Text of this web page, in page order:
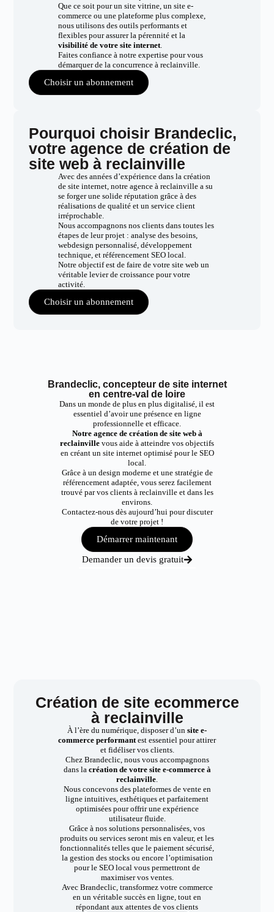
Que ce soit pour un site vitrine, un site e-
commerce ou une plateforme plus complexe,
nous utilisons des outils performants et
flexibles pour assurer la pérennité et la
visibilité de votre site internet.
Faites confiance à notre expertise pour vous
démarquer de la concurrence à reclainville.
Choisir un abonnement
Pourquoi choisir Brandeclic,
votre agence de création de
site web à reclainville
Avec des années d’expérience dans la création
de site internet, notre agence à reclainville a su
se forger une solide réputation grâce à des
réalisations de qualité et un service client
irréprochable.
Nous accompagnons nos clients dans toutes les
étapes de leur projet : analyse des besoins,
webdesign personnalisé, développement
technique, et référencement SEO local.
Notre objectif est de faire de votre site web un
véritable levier de croissance pour votre
activité.
Choisir un abonnement
Brandeclic, concepteur de site internet
en centre-val de loire
Dans un monde de plus en plus digitalisé, il est
essentiel d’avoir une présence en ligne
professionnelle et efficace.
Notre agence de création de site web à
reclainville vous aide à atteindre vos objectifs
en créant un site internet optimisé pour le SEO
local.
Grâce à un design moderne et une stratégie de
référencement adaptée, vous serez facilement
trouvé par vos clients à reclainville et dans les
environs.
Contactez-nous dès aujourd’hui pour discuter
de votre projet !
Démarrer maintenant
Demander un devis gratuit
Création de site ecommerce
à reclainville
À l’ère du numérique, disposer d’un site e-
commerce performantest essentiel pour attirer
et fidéliser vos clients.
Chez Brandeclic, nous vous accompagnons
dans la création de votre site e-commerce à
reclainville.
Nous concevons des plateformes de vente en
ligne intuitives, esthétiques et parfaitement
optimisées pour offrir une expérience
utilisateur fluide.
Grâce à nos solutions personnalisées, vos
produits ou services seront mis en valeur, et les
fonctionnalités telles que le paiement sécurisé,
la gestion des stocks ou encore l’optimisation
pour le SEO local vous permettront de
maximiser vos ventes.
Avec Brandeclic, transformez votre commerce
en un véritable succès en ligne, tout en
répondant aux attentes de vos clients